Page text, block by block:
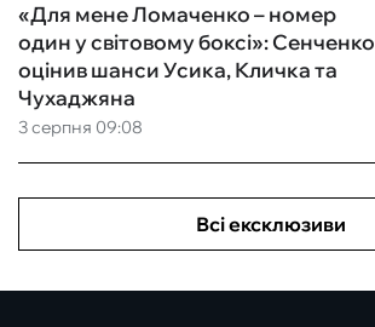
3 серпня 09:08
«Для мене Ломаченко – номер
один у світовому боксі»: Сенченко
оцінив шанси Усика, Кличка та
Чухаджяна
Всі ексклюзиви